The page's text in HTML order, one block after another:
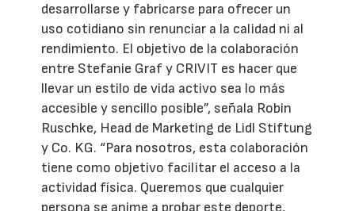
desarrollarse y fabricarse para ofrecer un
uso cotidiano sin renunciar a la calidad ni al
rendimiento. El objetivo de la colaboración
entre Stefanie Graf y CRIVIT es hacer que
llevar un estilo de vida activo sea lo más
accesible y sencillo posible”, señala Robin
Ruschke, Head de Marketing de Lidl Stiftung
y Co. KG. “Para nosotros, esta colaboración
tiene como objetivo facilitar el acceso a la
actividad física. Queremos que cualquier
persona se anime a probar este deporte,